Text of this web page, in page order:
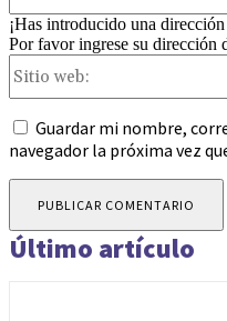
¡Has introducido una
Por favor ingrese su dirección
Guardar mi nombre,
navegador la próxima vez
Último artículo